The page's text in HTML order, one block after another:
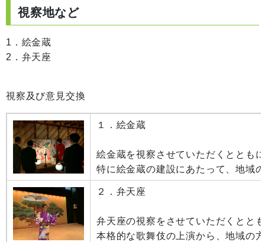
視察地など
1．絵金蔵
2．弁天座
視察及び意見交換
１．絵金蔵
絵金蔵を視察させていただくととも
特に絵金蔵の建設にあたって、地域
２．弁天座
弁天座の視察をさせていただくとと
本格的な歌舞伎の上演から、地域の